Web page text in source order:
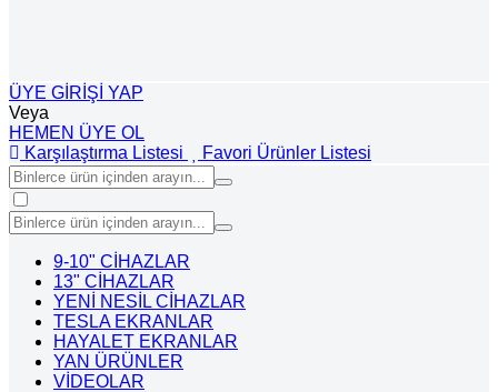
ÜYE GİRİŞİ YAP
Veya
HEMEN ÜYE OL
Karşılaştırma Listesi
Favori Ürünler Listesi
9-10" CİHAZLAR
13" CİHAZLAR
YENİ NESİL CİHAZLAR
TESLA EKRANLAR
HAYALET EKRANLAR
YAN ÜRÜNLER
VİDEOLAR